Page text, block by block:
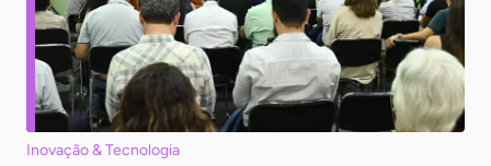
Inovação & Tecnologia